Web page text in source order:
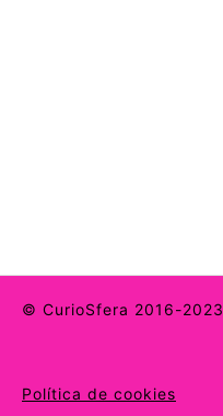
© CurioSfera 2016-2023
Política de cookies